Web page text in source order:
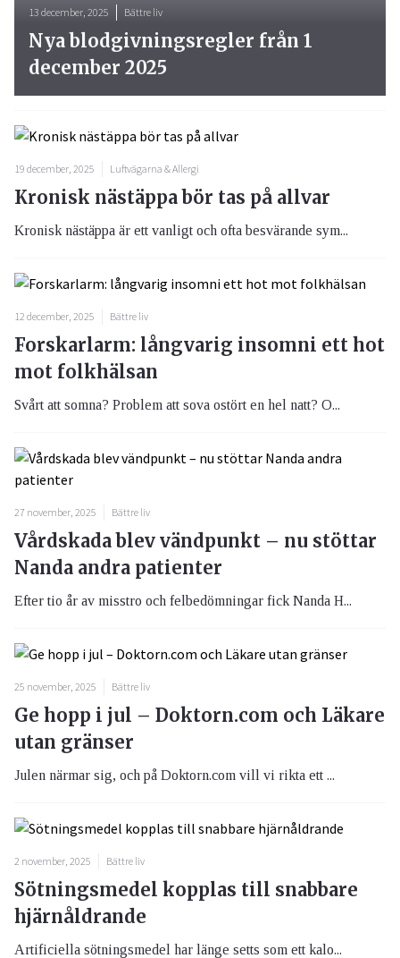
13 december, 2025 Bättre liv
Nya blodgivningsregler från 1
december 2025
19 december, 2025 Luftvägarna & Allergi
Kronisk nästäppa bör tas på allvar
Kronisk nästäppa är ett vanligt och ofta besvärande sym...
12 december, 2025 Bättre liv
Forskarlarm: långvarig insomni ett hot
mot folkhälsan
Svårt att somna? Problem att sova ostört en hel natt? O...
27 november, 2025 Bättre liv
Vårdskada blev vändpunkt – nu stöttar
Nanda andra patienter
Efter tio år av misstro och felbedömningar fick Nanda H...
25 november, 2025 Bättre liv
Ge hopp i jul – Doktorn.com och Läkare
utan gränser
Julen närmar sig, och på Doktorn.com vill vi rikta ett ...
2 november, 2025 Bättre liv
Sötningsmedel kopplas till snabbare
hjärnåldrande
Artificiella sötningsmedel har länge setts som ett kalo...